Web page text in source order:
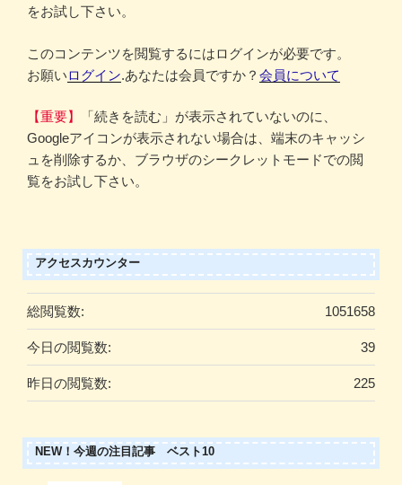
をお試し下さい。
このコンテンツを閲覧するにはログインが必要です。
お願いログイン.あなたは会員ですか？ 会員について
【重要】
「続きを読む」が表示されていないのに、
Googleアイコンが表示されない場合は、端末のキャッシ
ュを削除するか、ブラウザのシークレットモードでの閲
覧をお試し下さい。
アクセスカウンター
1051658
総閲覧数:
39
今日の閲覧数:
225
昨日の閲覧数:
NEW！今週の注目記事 ベスト10